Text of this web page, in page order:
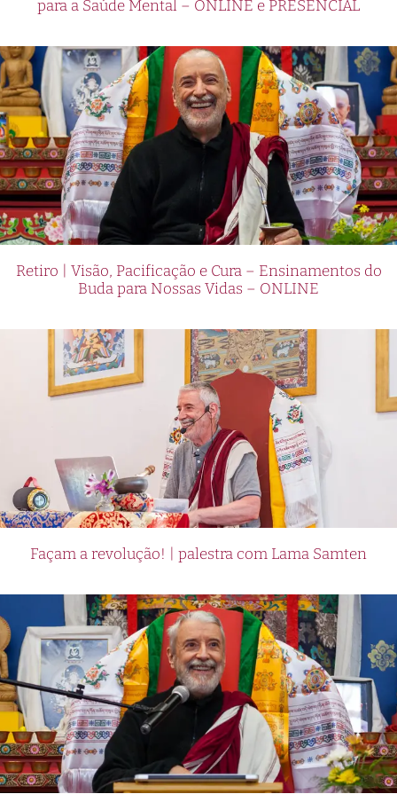
para a Saúde Mental – ONLINE e PRESENCIAL
Retiro | Visão, Pacificação e Cura – Ensinamentos do
Buda para Nossas Vidas – ONLINE
Façam a revolução! | palestra com Lama Samten